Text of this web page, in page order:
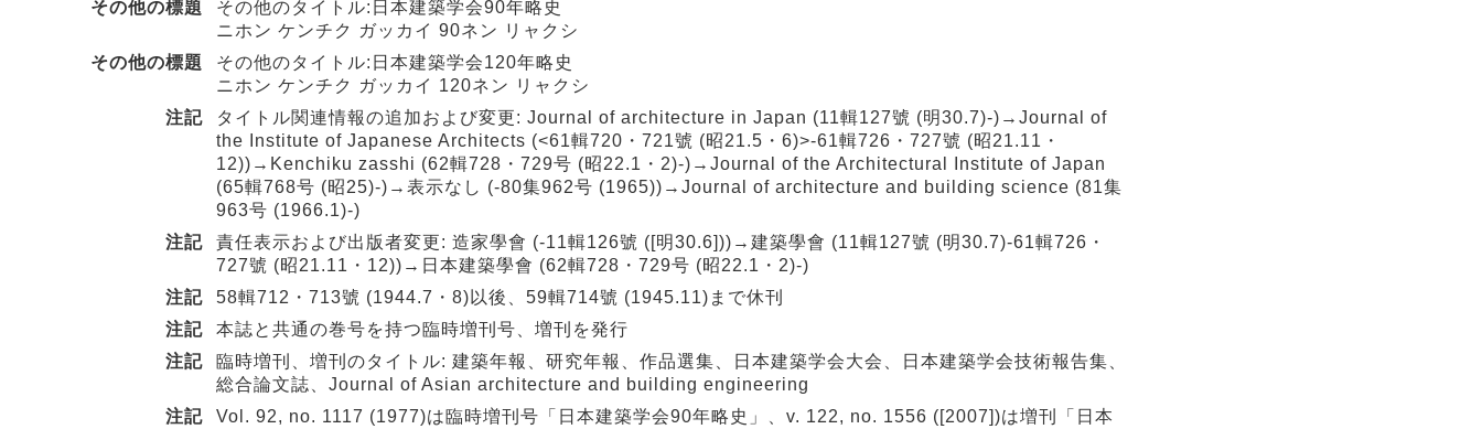
その他の標題
その他のタイトル:日本建築学会90年略史
ニホン ケンチク ガッカイ 90ネン リャクシ
その他の標題
その他のタイトル:日本建築学会120年略史
ニホン ケンチク ガッカイ 120ネン リャクシ
注記
タイトル関連情報の追加および変更: Journal of architecture in Japan (11輯127號 (明30.7)-)→Journal of
the Institute of Japanese Architects (<61輯720・721號 (昭21.5・6)>-61輯726・727號 (昭21.11・
12))→Kenchiku zasshi (62輯728・729号 (昭22.1・2)-)→Journal of the Architectural Institute of Japan
(65輯768号 (昭25)-)→表示なし (-80集962号 (1965))→Journal of architecture and building science (81集
963号 (1966.1)-)
注記
責任表示および出版者変更: 造家學會 (-11輯126號 ([明30.6]))→建築學會 (11輯127號 (明30.7)-61輯726・
727號 (昭21.11・12))→日本建築學會 (62輯728・729号 (昭22.1・2)-)
注記
58輯712・713號 (1944.7・8)以後、59輯714號 (1945.11)まで休刊
注記
本誌と共通の巻号を持つ臨時増刊号、増刊を発行
注記
臨時増刊、増刊のタイトル: 建築年報、研究年報、作品選集、日本建築学会大会、日本建築学会技術報告集、
総合論文誌、Journal of Asian architecture and building engineering
注記
Vol. 92, no. 1117 (1977)は臨時増刊号「日本建築学会90年略史」、v. 122, no. 1556 ([2007])は増刊「日本